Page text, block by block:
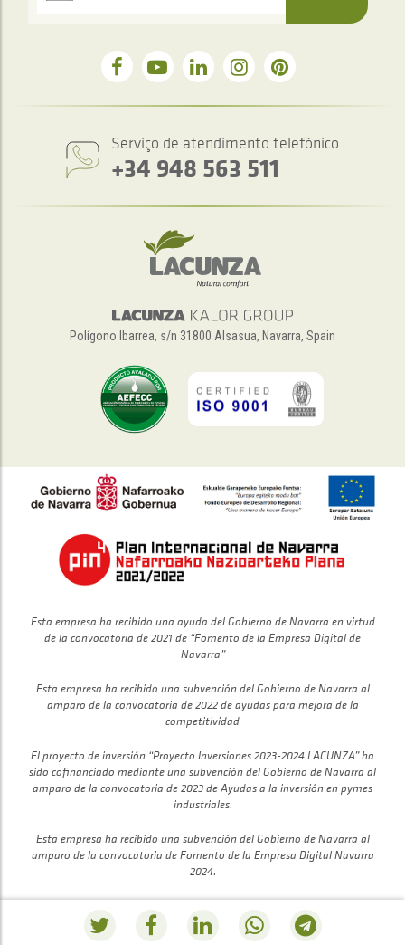
Serviço de atendimento telefónico
+34 948 563 511
Polígono Ibarrea, s/n 31800 Alsasua, Navarra, Spain
Esta empresa ha recibido una ayuda del Gobierno de Navarra en virtud
de la convocatoria de 2021 de “Fomento de la Empresa Digital de
Navarra”
Esta empresa ha recibido una subvención del Gobierno de Navarra al
amparo de la convocatoria de 2022 de ayudas para mejora de la
competitividad
El proyecto de inversión “Proyecto Inversiones 2023-2024 LACUNZA” ha
sido cofinanciado mediante una subvención del Gobierno de Navarra al
amparo de la convocatoria de 2023 de Ayudas a la inversión en pymes
industriales.
Esta empresa ha recibido una subvención del Gobierno de Navarra al
amparo de la convocatoria de Fomento de la Empresa Digital Navarra
2024.